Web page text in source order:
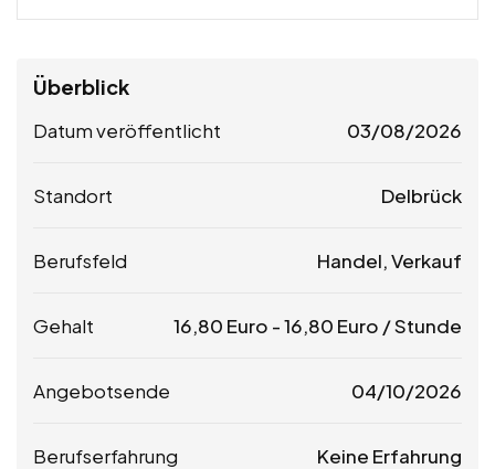
Überblick
Datum veröffentlicht 03/08/2026
Standort Delbrück
Berufsfeld Handel, Verkauf
Gehalt 16,80 Euro -16,80 Euro / Stunde
Angebotsende 04/10/2026
Berufserfahrung Keine Erfahrung